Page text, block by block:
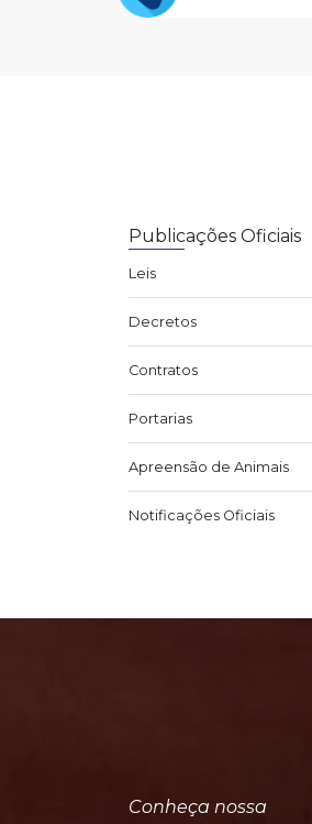
Publicações Oficiais
Leis
Decretos
Contratos
Portarias
Apreensão de Animais
Notificações Oficiais
Conheça nossa